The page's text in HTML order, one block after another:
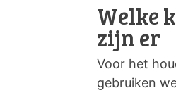
Welke
zijn er
Voor het
gebruiken